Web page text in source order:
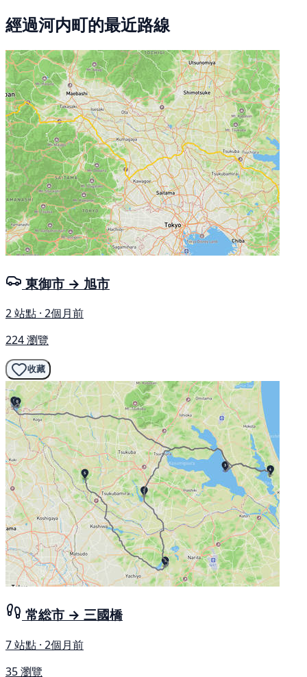
經過河内町的最近路線
東御市 → 旭市
2 站點 · 2個月前
224 瀏覽
收藏
常総市 → 三國橋
7 站點 · 2個月前
35 瀏覽